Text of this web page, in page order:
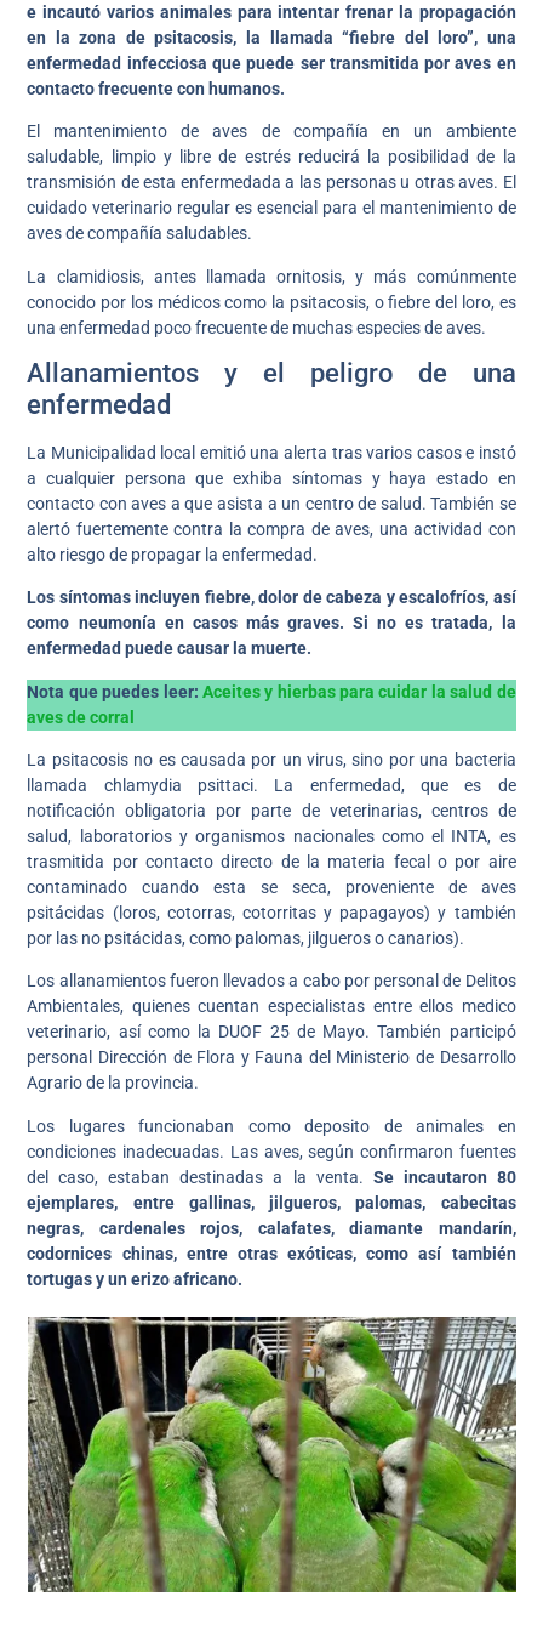
e incautó varios animales para intentar frenar la propagación
en la zona de psitacosis, la llamada “fiebre del loro”, una
enfermedad infecciosa que puede ser transmitida por aves en
contacto frecuente con humanos.
El mantenimiento de aves de compañía en un ambiente
saludable, limpio y libre de estrés reducirá la posibilidad de la
transmisión de esta enfermedada a las personas u otras aves. El
cuidado veterinario regular es esencial para el mantenimiento de
aves de compañía saludables.
La clamidiosis, antes llamada ornitosis, y más comúnmente
conocido por los médicos como la psitacosis, o fiebre del loro, es
una enfermedad poco frecuente de muchas especies de aves.
Allanamientos y el peligro de una
enfermedad
La Municipalidad local emitió una alerta tras varios casos e instó
a cualquier persona que exhiba síntomas y haya estado en
contacto con aves a que asista a un centro de salud. También se
alertó fuertemente contra la compra de aves, una actividad con
alto riesgo de propagar la enfermedad.
Los síntomas incluyen fiebre, dolor de cabeza y escalofríos, así
como neumonía en casos más graves. Si no es tratada, la
enfermedad puede causar la muerte.
Nota que puedes leer: Aceites y hierbas para cuidar la salud de
aves de corral
La psitacosis no es causada por un virus, sino por una bacteria
llamada chlamydia psittaci. La enfermedad, que es de
notificación obligatoria por parte de veterinarias, centros de
salud, laboratorios y organismos nacionales como el INTA, es
trasmitida por contacto directo de la materia fecal o por aire
contaminado cuando esta se seca, proveniente de aves
psitácidas (loros, cotorras, cotorritas y papagayos) y también
por las no psitácidas, como palomas, jilgueros o canarios).
Los allanamientos fueron llevados a cabo por personal de Delitos
Ambientales, quienes cuentan especialistas entre ellos medico
veterinario, así como la DUOF 25 de Mayo. También participó
personal Dirección de Flora y Fauna del Ministerio de Desarrollo
Agrario de la provincia.
Los lugares funcionaban como deposito de animales en
condiciones inadecuadas. Las aves, según confirmaron fuentes
del caso, estaban destinadas a la venta. Se incautaron 80
ejemplares, entre gallinas, jilgueros, palomas, cabecitas
negras, cardenales rojos, calafates, diamante mandarín,
codornices chinas, entre otras exóticas, como así también
tortugas y un erizo africano.